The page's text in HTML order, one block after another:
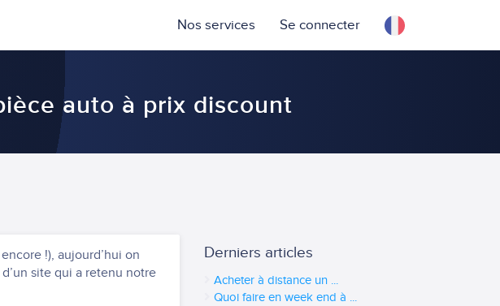
Nos services Se connecter
auto à prix discount
!), aujourd’hui on
site qui a retenu notre
Derniers articles
Acheter à distance un ...
Quoi faire en week end à ...